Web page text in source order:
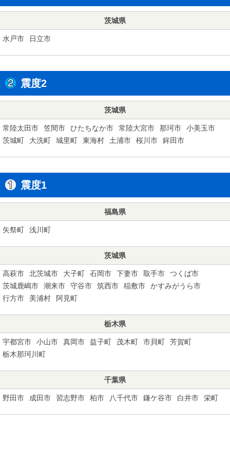
茨城県
水戸市 日立市
震度2
茨城県
常陸太田市 笠間市 ひたちなか市 常陸大宮市 那珂市
小美玉市
茨城町
大洗町 城里町 東海村 土浦市 桜川市 鉾田市
震度1
福島県
矢祭町 浅川町
茨城県
高萩市 北茨城市 大子町 石岡市 下妻市 取手市
つくば市
茨城鹿嶋市
潮来市 守谷市 筑西市 稲敷市
かすみがうら市
行方市
美浦村 阿見町
栃木県
宇都宮市 小山市 真岡市 益子町 茂木町 市貝町
芳賀町
栃木那珂川町
千葉県
野田市 成田市 習志野市 柏市 八千代市 鎌ケ谷市 白井市 栄町